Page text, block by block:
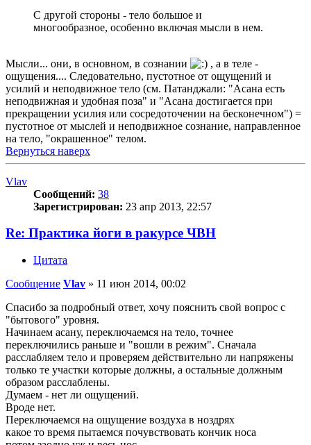
С другой стороны - тело большое и
многообразное, особенно включая мысли в нем.
Мысли... они, в основном, в сознании
, а в теле -
ощущения.... Следовательно, пустотное от ощущений и
усилий и неподвижное тело (см. Патанджали: "Асана есть
неподвижная и удобная поза" и "Асана достигается при
прекращении усилия или сосредоточении на бесконечном") =
пустотное от мыслей и неподвижное сознание, направленное
на тело, "окрашенное" телом.
Вернуться наверх
Vlav
Сообщений: 38
Зарегистрирован: 23 апр 2013, 22:57
Re: Практика йоги в ракурсе ЧВН
Цитата
Сообщение Vlav » 11 июн 2014, 00:02
Спасибо за подробный ответ, хочу пояснить свой вопрос с
"бытового" уровня.
Начинаем асану, переключаемся на тело, точнее
переключились раньше и "вошли в режим". Сначала
расслабляем тело и проверяем действительно ли напряжены
только те участки которые должны, а остальные должным
образом расслаблены.
Думаем - нет ли ощущений.
Вроде нет.
Переключаемся на ощущение воздуха в ноздрях
какое то время пытаемся почувствовать кончик носа